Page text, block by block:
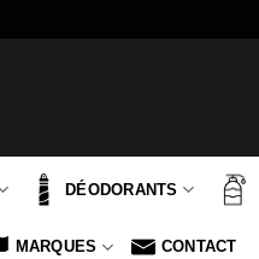
DÉODORANTS
MARQUES CONTACT